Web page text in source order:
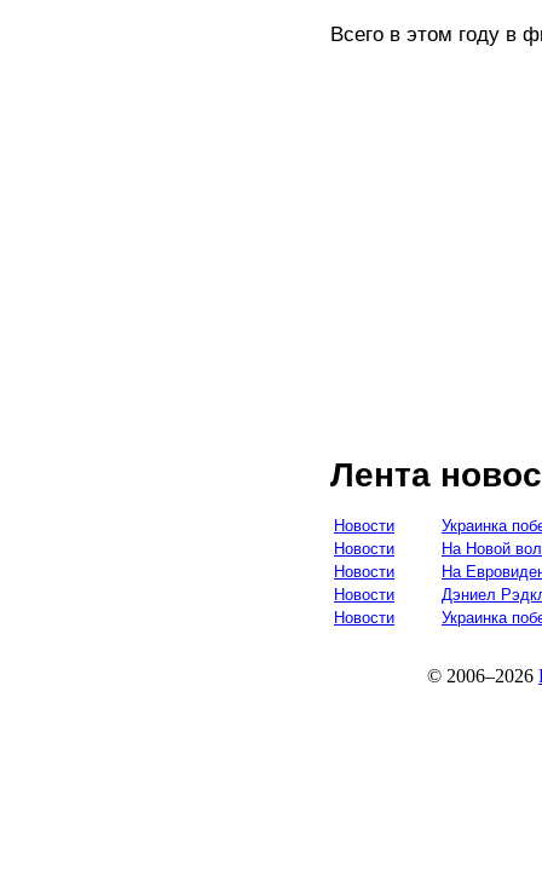
Всего в этом году в
Лента
Новости
Украинка
Новости
На Новой
Новости
На
Новости
Дэниел
Новости
Украинка
© 2006–2026